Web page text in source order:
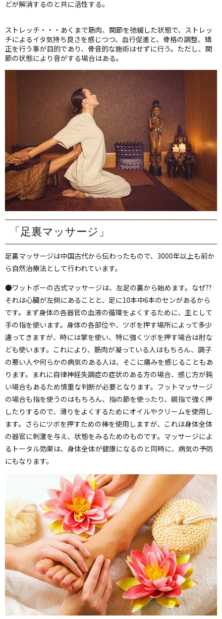
どが解消するのと共に活性する。
ストレッチ・・・あくまで筋肉、関節を弛緩した状態で、ストレッ
チによるイタ気持ち良さを感じつつ、血行促進と、骨格の調整、矯
正を行う事が目的であり、骨音的な施術はせずに行う。ただし、関
節の状態により音がする場合はある。
「足裏マッサージ」
足裏マッサージは中国古代から伝わったもので、3000年以上も前か
ら自然治療法として行われています。
●ワットポーの古式マッサージは、左足の裏から始めます。なぜ??
それは心臓が左側にあることと、足に10本中6本のセンがあるから
です。まず身体の各器官の血液の循環をよくするために、主として
手の指を使います。身体の各部位や、ツボを押す場所によって多少
違ってきますが、時には掌を使い、特に強くツボを押す場合は肘な
ども使います。これにより、筋肉が凝っている人はもちろん、調子
の悪い人や何らかの病気のある人は、そこに痛みを感じることもあ
ります。まれに自律神経失調症の症状のある方の場合、感じ方が鈍
い場合もあるため慎重な判断が必要となります。フットマッサージ
の場合も指を使うのはもちろん、指の節を使ったり、親指で強く押
したりするので、滑りをよくするためにオイルやクリームを使用し
ます。さらにツボを押すための棒を使用しますが、これは身体全体
の器官に刺激を与え、状態をみるためのものです。マッサージによ
るトータル効果は、身体全体が健康になるのと同時に、病気の予防
にもなります。